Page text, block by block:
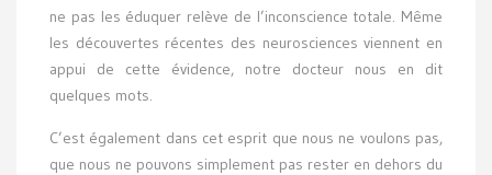
ne pas les éduquer relève de l’inconscience totale. Même
les découvertes récentes des neurosciences viennent en
appui de cette évidence, notre docteur nous en dit
quelques mots.
C’est également dans cet esprit que nous ne voulons pas,
que nous ne pouvons simplement pas rester en dehors du